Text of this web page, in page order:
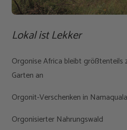
Lokal ist Lekker
Orgonise Africa bleibt größtenteils
Garten an
Orgonit-Verschenken in
Orgonisierter Nahrungswald